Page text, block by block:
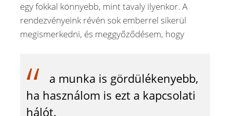
egy fokkal könnyebb, mint tavaly ilyenkor. A
rendezvényeink révén sok emberrel sikerül
megismerkedni, és meggyőződésem, hogy
a munka is gördülékenyebb,
ha használom is ezt a kapcsolati
hálót.